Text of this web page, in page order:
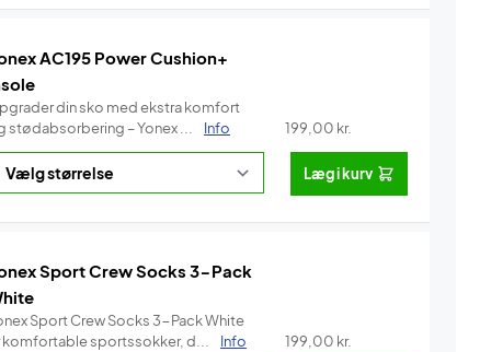
AC195 Power Cushion+
din sko med ekstra komfort
stødabsorbering – Yonex ...
Info 199,00 kr.
Læg i kurv
Sport Crew Socks 3-Pack
Sport Crew Socks 3-Pack White
komfortable sportssokker, d...
Info 199,00 kr.